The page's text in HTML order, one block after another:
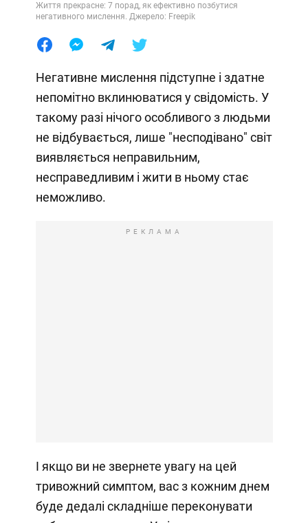
Життя прекрасне: 7 порад, як ефективно позбутися
негативного мислення. Джерело: Freepik
Негативне мислення підступне і здатне
непомітно вклинюватися у свідомість. У
такому разі нічого особливого з людьми
не відбувається, лише "несподівано" світ
виявляється неправильним,
несправедливим і жити в ньому стає
неможливо.
РЕКЛАМА
І якщо ви не звернете увагу на цей
тривожний симптом, вас з кожним днем
буде дедалі складніше переконувати